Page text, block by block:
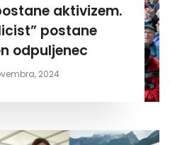
aktivizem.
odpuljenec
2024